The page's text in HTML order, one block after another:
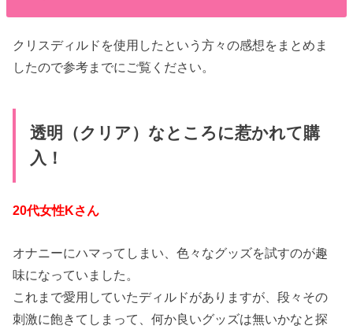
クリスディルドを使用したという方々の感想をまとめま
したので参考までにご覧ください。
透明（クリア）なところに惹かれて購
入！
20代女性Kさん
オナニーにハマってしまい、色々なグッズを試すのが趣
味になっていました。
これまで愛用していたディルドがありますが、段々その
刺激に飽きてしまって、何か良いグッズは無いかなと探